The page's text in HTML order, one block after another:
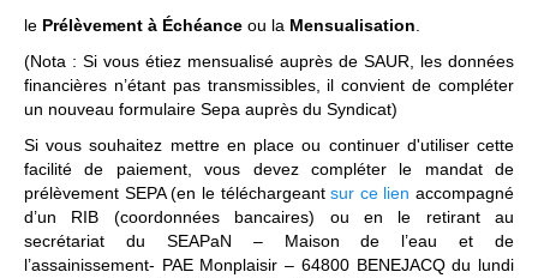
le Prélèvement à Échéance ou la Mensualisation
(Nota : Si vous étiez mensualisé auprès de SAUR, les données
financières n’étant pas transmissibles, il convient de compléter
un nouveau formulaire Sepa auprès du Syndicat)
Si vous souhaitez mettre en place ou continuer d'utiliser cette
facilité de paiement, vous devez compléter le mandat de
prélèvement SEPA (en le téléchargeantsur ce lien accompagné
d’un RIB (coordonnées bancaires) ou en le retirant au
secrétariat du SEAPaN – Maison de l’eau et de
l’assainissement- PAE Monplaisir – 64800 BENEJACQ du lundi